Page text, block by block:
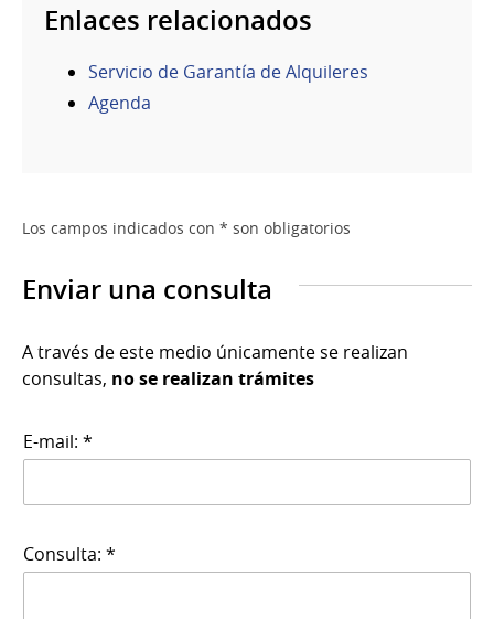
Enlaces relacionados
Servicio de Garantía de Alquileres
Agenda
Los campos indicados con * son obligatorios
Enviar una consulta
A través de este medio únicamente se realizan
consultas, no se realizan trámites
E-mail: *
Consulta: *